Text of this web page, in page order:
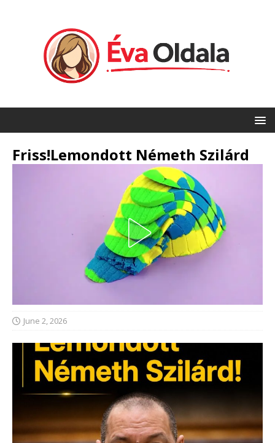
Friss!Lemondott Németh Szilárd
June 2, 2026